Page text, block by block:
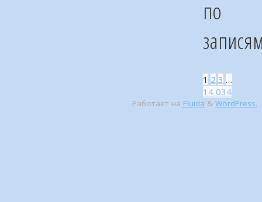
по
1 2 3 …
14 034
Работает на Fluida & WordPress.